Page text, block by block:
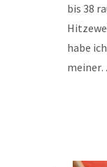
bis 38
habe